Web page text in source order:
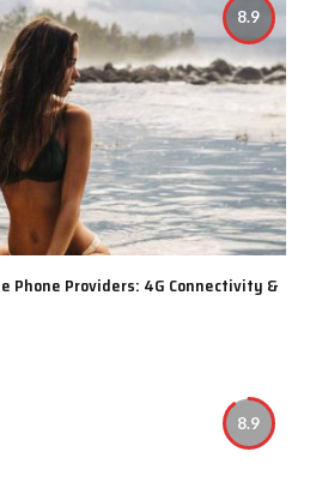
8.9
Phone Providers: 4G Connectivity &
8.9